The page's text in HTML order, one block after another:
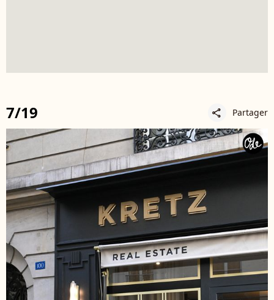
7/19 share Partager